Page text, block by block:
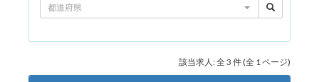
都道府県
該当求人: 全 3 件 (全 1 ページ)